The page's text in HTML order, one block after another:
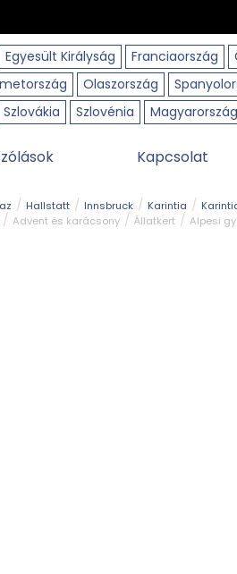
Egyesült Királyság Franciaország
Olaszország
Szlovákia
Szlovénia Magyarország
Kapcsolat
Hallstatt Innsbruck Karintia
Advent és karácsony Állatkert
Alpesi